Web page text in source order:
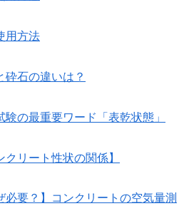
用方法
砕石の違いは？
の最重要ワード「表乾状態」
リート性状の関係】
必要？】コンクリートの空気量測